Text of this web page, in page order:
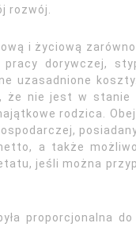
rozwój.
i życiową
dorywczej,
uzasadnione
że nie jest w stanie
rodzica.
a także
jeśli można
proporcjonalna